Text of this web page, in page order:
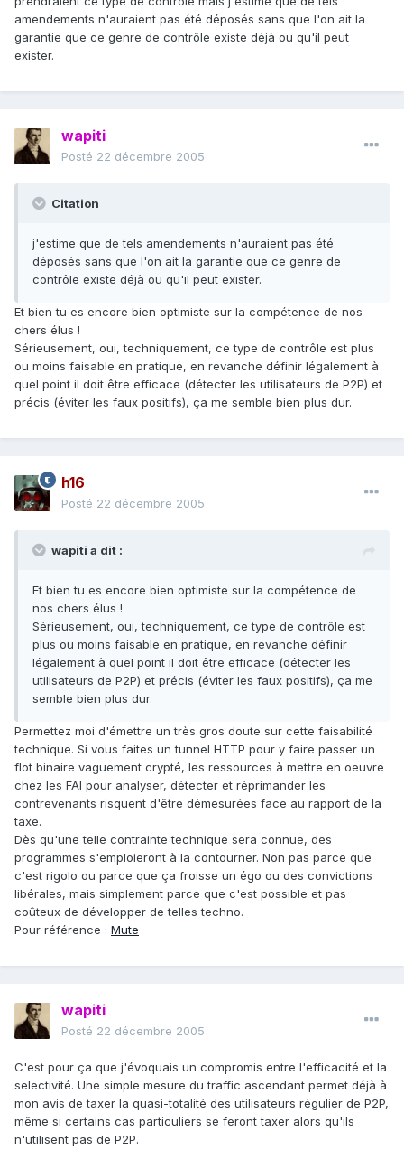
amendements n'auraient pas été déposés sans que l'on ait la
garantie que ce genre de contrôle existe déjà ou qu'il peut
exister.
wapiti
Posté 22 décembre 2005
Citation
j'estime que de tels amendements n'auraient pas été
déposés sans que l'on ait la garantie que ce genre de
contrôle existe déjà ou qu'il peut exister.
Et bien tu es encore bien optimiste sur la compétence de nos
chers élus !
Sérieusement, oui, techniquement, ce type de contrôle est plus
ou moins faisable en pratique, en revanche définir légalement à
quel point il doit être efficace (détecter les utilisateurs de P2P) et
précis (éviter les faux positifs), ça me semble bien plus dur.
h16
Posté 22 décembre 2005
wapiti a dit :
Et bien tu es encore bien optimiste sur la compétence de
nos chers élus !
Sérieusement, oui, techniquement, ce type de contrôle est
plus ou moins faisable en pratique, en revanche définir
légalement à quel point il doit être efficace (détecter les
utilisateurs de P2P) et précis (éviter les faux positifs), ça me
semble bien plus dur.
Permettez moi d'émettre un très gros doute sur cette faisabilité
technique. Si vous faites un tunnel HTTP pour y faire passer un
flot binaire vaguement crypté, les ressources à mettre en oeuvre
chez les FAI pour analyser, détecter et réprimander les
contrevenants risquent d'être démesurées face au rapport de la
taxe.
Dès qu'une telle contrainte technique sera connue, des
programmes s'emploieront à la contourner. Non pas parce que
c'est rigolo ou parce que ça froisse un égo ou des convictions
libérales, mais simplement parce que c'est possible et pas
coûteux de développer de telles techno.
Pour référence : Mute
wapiti
Posté 22 décembre 2005
C'est pour ça que j'évoquais un compromis entre l'efficacité et la
selectivité. Une simple mesure du traffic ascendant permet déjà à
mon avis de taxer la quasi-totalité des utilisateurs régulier de P2P,
même si certains cas particuliers se feront taxer alors qu'ils
n'utilisent pas de P2P.